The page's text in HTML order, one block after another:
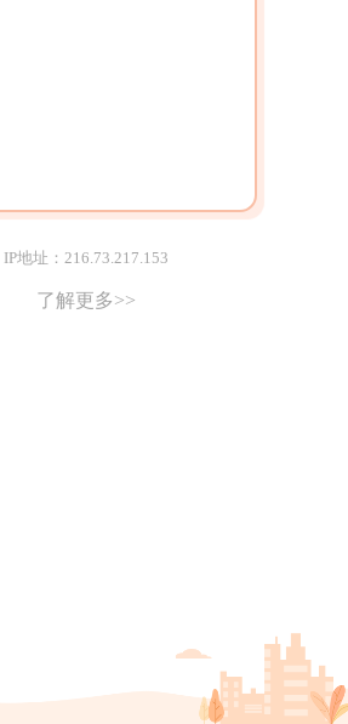
IP地址：216.73.217.153
了解更多>>